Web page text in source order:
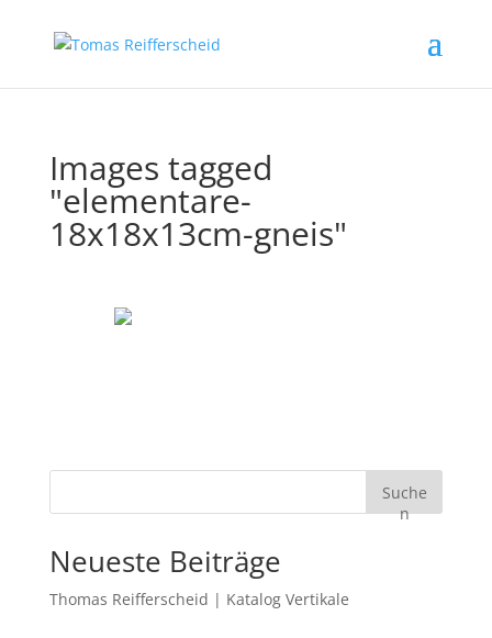
Images tagged
"elementare-
18x18x13cm-gneis"
Suche
n
Neueste Beiträge
Thomas Reifferscheid | Katalog Vertikale